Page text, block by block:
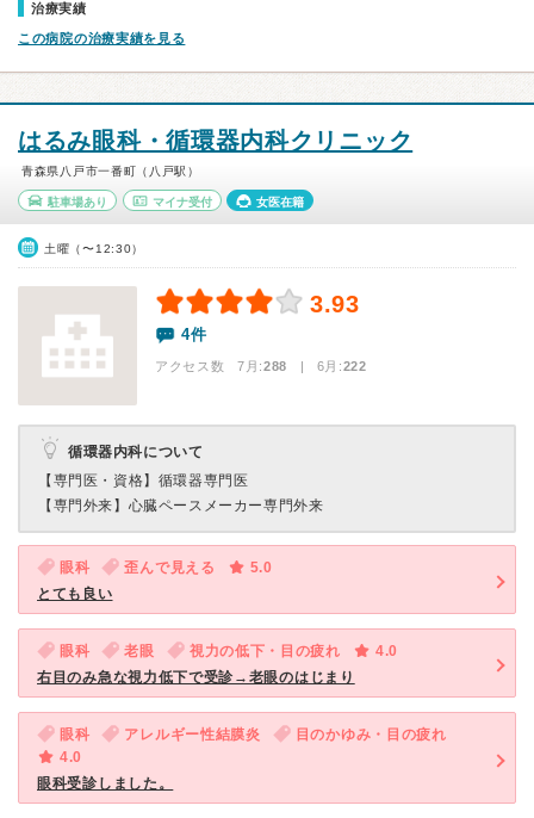
治療実績
この病院の治療実績を見る
はるみ眼科・循環器内科クリニック
青森県八戸市一番町（八戸駅）
駐車場あり マイナ受付 女医在籍
土曜（〜12:30）
3.93
4件
アクセス数 7月:288 | 6月:222
循環器内科について
【専門医・資格】 循環器専門医
【専門外来】 心臓ペースメーカー専門外来
眼科 歪んで見える
5.0
とても良い
眼科 老眼 視力の低下・目の疲れ
4.0
右目のみ急な視力低下で受診→老眼のはじまり
眼科 アレルギー性結膜炎
目のかゆみ・目の疲れ
4.0
眼科受診しました。